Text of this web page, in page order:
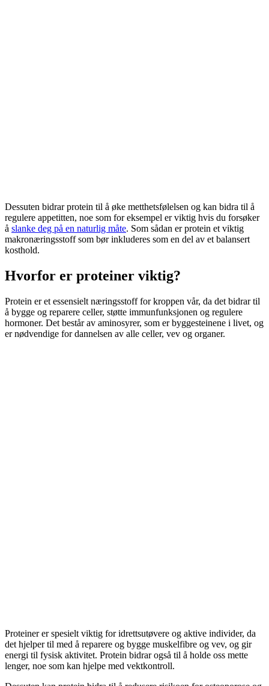
Dessuten bidrar protein til å øke metthetsfølelsen og kan bidra til å
regulere appetitten, noe som for eksempel er viktig hvis du forsøker
å slanke deg på en naturlig måte. Som sådan er protein et viktig
makronæringsstoff som bør inkluderes som en del av et balansert
kosthold.
Hvorfor er proteiner viktig?
Protein er et essensielt næringsstoff for kroppen vår, da det bidrar til
å bygge og reparere celler, støtte immunfunksjonen og regulere
hormoner. Det består av aminosyrer, som er byggesteinene i livet, og
er nødvendige for dannelsen av alle celler, vev og organer.
Proteiner er spesielt viktig for idrettsutøvere og aktive individer, da
det hjelper til med å reparere og bygge muskelfibre og vev, og gir
energi til fysisk aktivitet. Protein bidrar også til å holde oss mette
lenger, noe som kan hjelpe med vektkontroll.